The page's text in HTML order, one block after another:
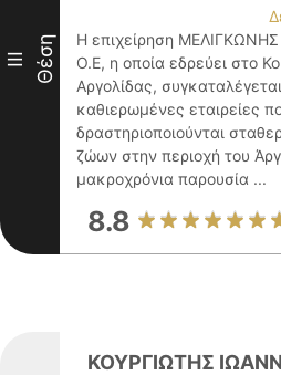
III Θέση
Η επιχείρηση
Ο.Ε, η οποία εδρεύει στο
Αργολίδας,
καθιερωμένες εταιρείες
δραστηριοποιούνται
ζώων στην περιοχή του
μακροχρόνια παρουσία ...
8.8
ΚΟΥΡΓΙΩΤΗΣ